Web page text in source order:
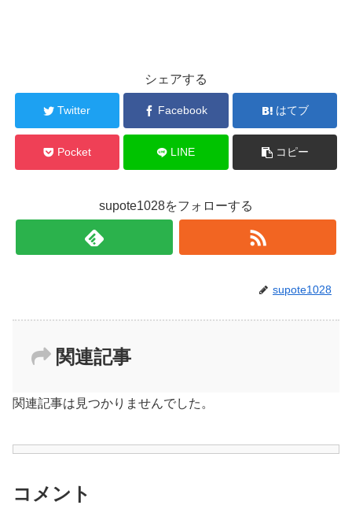
シェアする
Twitter Facebook はてブ
Pocket LINE コピー
supote1028をフォローする
supote1028
関連記事
関連記事は見つかりませんでした。
コメント